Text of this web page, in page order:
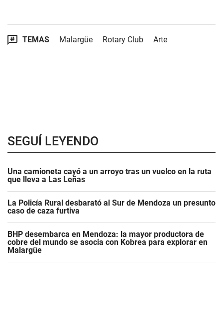
TEMAS Malargüe Rotary Club Arte
SEGUÍ LEYENDO
Una camioneta cayó a un arroyo tras un vuelco en la ruta
que lleva a Las Leñas
La Policía Rural desbarató al Sur de Mendoza un presunto
caso de caza furtiva
BHP desembarca en Mendoza: la mayor productora de
cobre del mundo se asocia con Kobrea para explorar en
Malargüe